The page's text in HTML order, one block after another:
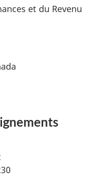
et du Revenu